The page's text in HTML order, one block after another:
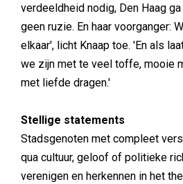
verdeeldheid nodig, Den Haag
geen ruzie. En haar voorganger:
elkaar', licht Knaap toe. 'En als
we zijn met te veel toffe, mooie
met liefde dragen.'
Stellige statements
Stadsgenoten met compleet
qua cultuur, geloof of politieke
verenigen en herkennen in het